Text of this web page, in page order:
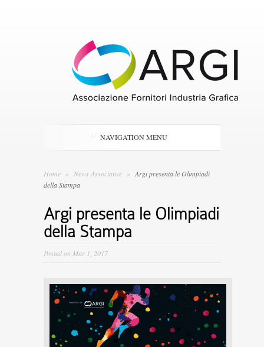
NAVIGATION MENU
Home » News Associative » Argi presenta le Olimpiadi
della Stampa
Argi presenta le Olimpiadi
della Stampa
Posted on Mar 1, 2017